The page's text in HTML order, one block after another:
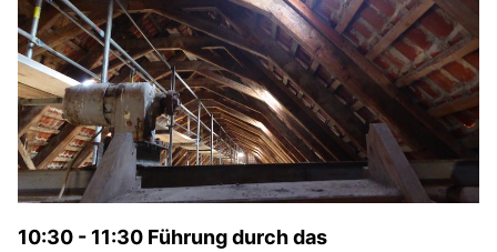
10:30 - 11:30 Führung durch das